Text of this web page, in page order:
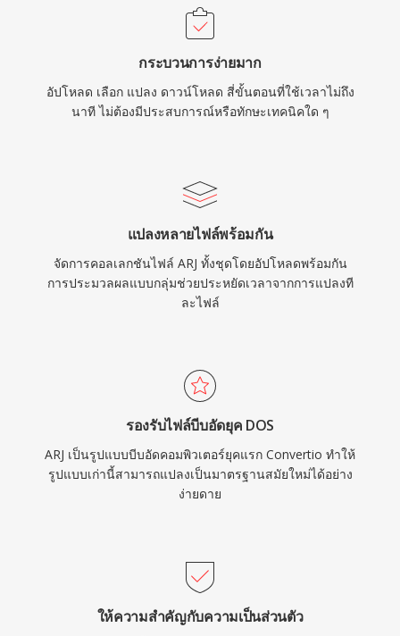
กระบวนการง่ายมาก
อัปโหลด เลือก แปลง ดาวน์โหลด สี่ขั้นตอนที่ใช้เวลาไม่ถึง
นาที ไม่ต้องมีประสบการณ์หรือทักษะเทคนิคใด ๆ
แปลงหลายไฟล์พร้อมกัน
จัดการคอลเลกชันไฟล์ ARJ ทั้งชุดโดยอัปโหลดพร้อมกัน
การประมวลผลแบบกลุ่มช่วยประหยัดเวลาจากการแปลงที
ละไฟล์
รองรับไฟล์บีบอัดยุค DOS
ARJ เป็นรูปแบบบีบอัดคอมพิวเตอร์ยุคแรก Convertio ทำให้
รูปแบบเก่านี้สามารถแปลงเป็นมาตรฐานสมัยใหม่ได้อย่าง
ง่ายดาย
ให้ความสำคัญกับความเป็นส่วนตัว